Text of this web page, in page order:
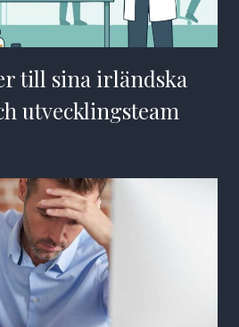
till sina irländska
utvecklingsteam